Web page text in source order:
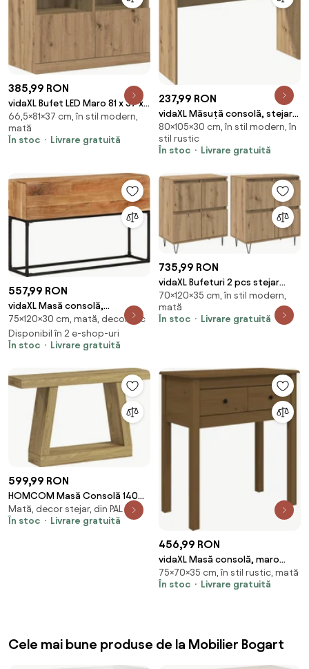
385,99 RON
vidaXL Bufet LED Maro 81 x 37 x
66,5 cm Lemn compozit
66,5×81×37 cm, în stil modern,
mată
În stoc
Livrare gratuită
237,99 RON
vidaXL Măsuță consolă, stejar
artizanal, 105x30x80 cm, lemn
prelucrat
80×105×30 cm, în stil modern, în
stil rustic
În stoc
Livrare gratuită
557,99 RON
vidaXL Masă consolă,
120x30x75 cm, lemn masiv de
acacia
75×120×30 cm, mată, decor tec
Disponibil în 2 e-shop-uri
În stoc
Livrare gratuită
735,99 RON
vidaXL Bufeturi 2 pcs stejar
artizanal 120 x 35 x 70 cm Lemn
compozit
70×120×35 cm, în stil modern,
mată
În stoc
Livrare gratuită
599,99 RON
HOMCOM Masă Consolă 140
cm, Retro Canapea cu Spațiu
de Depozitare, Stejar. | Aosom
Mată, decor stejar, din PAL
În stoc
Livrare gratuită
456,99 RON
vidaXL Masă consolă, maro
miere, 70x35x75 cm, lemn
masiv de pin
75×70×35 cm, în stil rustic, mată
În stoc
Livrare gratuită
Cele mai bune produse de la Mobilier Bogart